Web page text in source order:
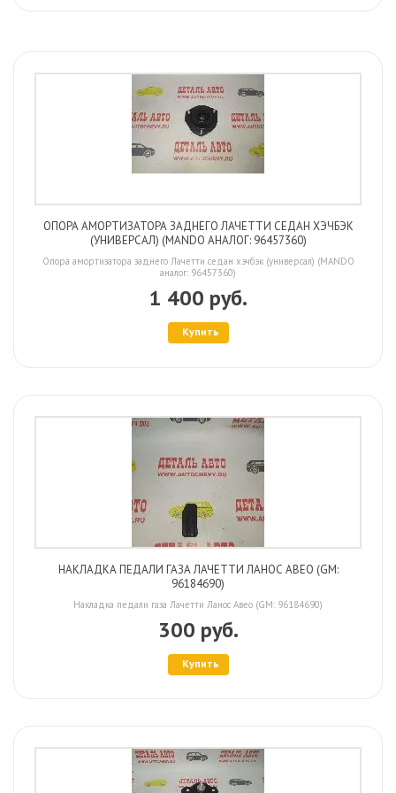
ОПОРА АМОРТИЗАТОРА ЗАДНЕГО ЛАЧЕТТИ СЕДАН ХЭЧБЭК
(УНИВЕРСАЛ) (MANDO АНАЛОГ: 96457360)
Опора амортизатора заднего Лачетти седан хэчбэк (универсал) (MANDO
аналог: 96457360)
1 400 руб.
Купить
НАКЛАДКА ПЕДАЛИ ГАЗА ЛАЧЕТТИ ЛАНОС АВЕО (GM:
96184690)
Накладка педали газа Лачетти Ланос Авео (GM: 96184690)
300 руб.
Купить